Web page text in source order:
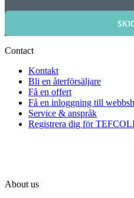
Contact
Kontakt
Bli en återförsäljare
Få en offert
Få en inloggning till
Service & anspråk
Registrera dig för
About us